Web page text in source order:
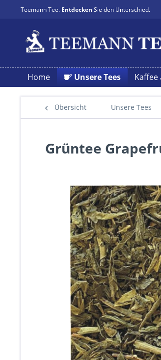
Teemann Tee. Entdecken Sie den Unterschied.
Home Unsere Tees Kaffee
Übersicht Unsere Tees
Grüntee